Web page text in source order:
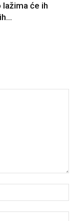
lažima će ih